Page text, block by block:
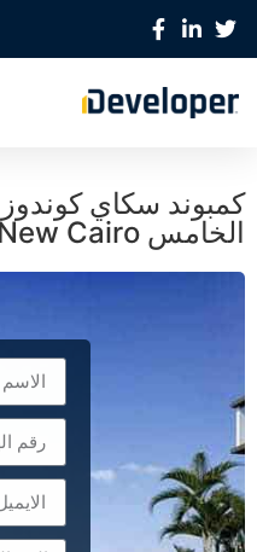
كمبوند سكاي
الخامس Sky Condos New Cairo